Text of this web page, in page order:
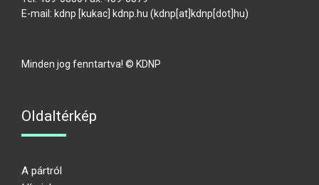
E-mail: kdnp [kukac] kdnp hu (kdnp[at]kdnp[dot]hu)
Minden jog fenntartva! © KDNP
Oldaltérkép
A pártról